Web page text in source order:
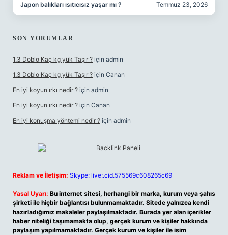
Japon balıkları ısıtıcısız yaşar mı ? Temmuz 23, 2026
SON YORUMLAR
1.3 Doblo Kaç kg yük Taşır ? için admin
1.3 Doblo Kaç kg yük Taşır ? için Canan
En iyi koyun ırkı nedir ? için admin
En iyi koyun ırkı nedir ? için Canan
En iyi konuşma yöntemi nedir ? için admin
Reklam ve İletişim: Skype: live:.cid.575569c608265c69
Yasal Uyarı: Bu internet sitesi, herhangi bir marka, kurum veya şahıs
şirketi ile hiçbir bağlantısı bulunmamaktadır. Sitede yalnızca kendi
hazırladığımız makaleler paylaşılmaktadır. Burada yer alan içerikler
haber niteliği taşımamakta olup, gerçek kurum ve kişiler hakkında
paylaşım yapılmamaktadır. Gerçek kurum ve kişiler ile isim